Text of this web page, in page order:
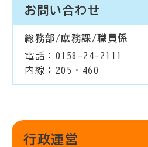
お問い合わせ
総務部/庶務課/職員係
電話：0158-24-2111
内線：205・460
行政運営